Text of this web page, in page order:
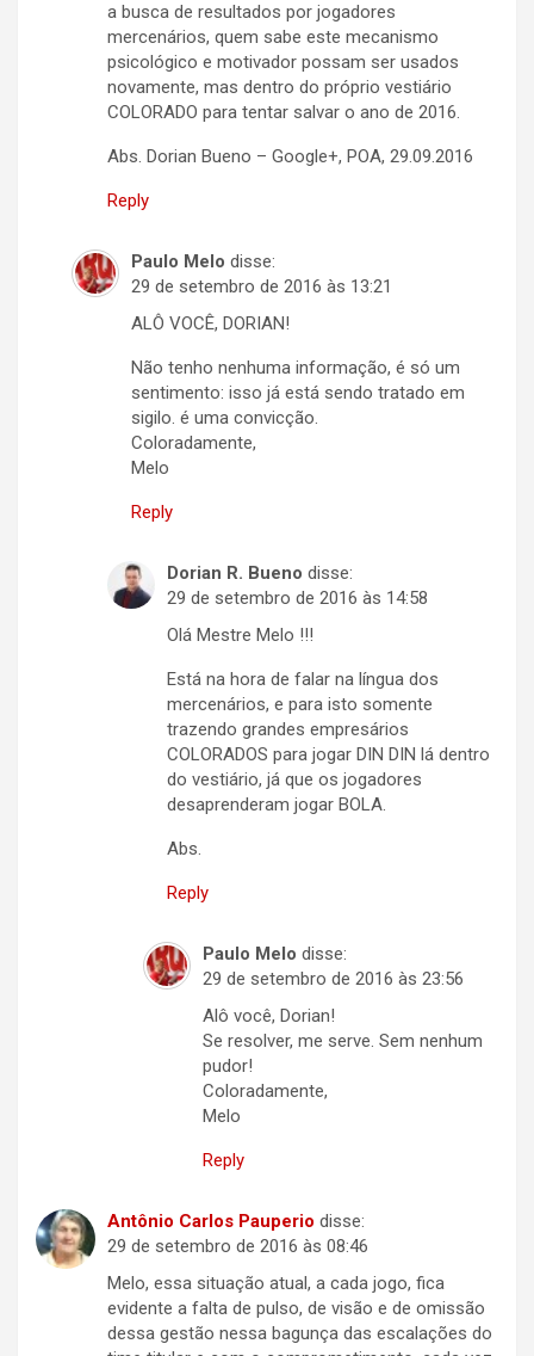
a busca de resultados por jogadores
mercenários, quem sabe este mecanismo
psicológico e motivador possam ser usados
novamente, mas dentro do próprio vestiário
COLORADO para tentar salvar o ano de 2016.
Abs. Dorian Bueno – Google+, POA, 29.09.2016
Reply
Paulo Melo disse:
29 de setembro de 2016 às 13:21
ALÔ VOCÊ, DORIAN!
Não tenho nenhuma informação, é só um
sentimento: isso já está sendo tratado em
sigilo. é uma convicção.
Coloradamente,
Melo
Reply
Dorian R. Bueno disse:
29 de setembro de 2016 às 14:58
Olá Mestre Melo !!!
Está na hora de falar na língua dos
mercenários, e para isto somente
trazendo grandes empresários
COLORADOS para jogar DIN DIN lá dentro
do vestiário, já que os jogadores
desaprenderam jogar BOLA.
Abs.
Reply
Paulo Melo disse:
29 de setembro de 2016 às 23:56
Alô você, Dorian!
Se resolver, me serve. Sem nenhum
pudor!
Coloradamente,
Melo
Reply
Antônio Carlos Pauperio disse:
29 de setembro de 2016 às 08:46
Melo, essa situação atual, a cada jogo, fica
evidente a falta de pulso, de visão e de omissão
dessa gestão nessa bagunça das escalações do